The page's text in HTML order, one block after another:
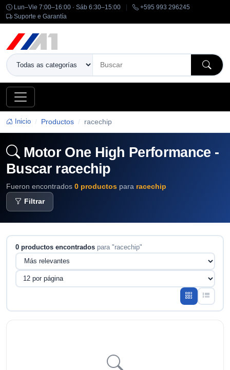
Lun–Vie 7:00–16:00 · Sáb 6:30–15:00
+595 993 296245
Suporte e Garantía
Inicio Productos racechip
Motor One High Performance -
Buscar racechip
Fueron encontrados 0 productos para racechip
Filtrar
0 productos encontradospara "racechip"